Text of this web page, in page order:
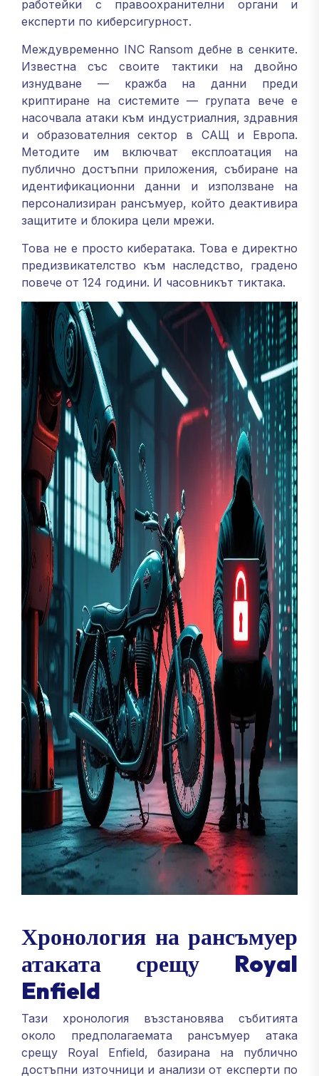
работейки с правоохранителни органи и
експерти по киберсигурност.
Междувременно INC Ransom дебне в сенките.
Известна със своите тактики на двойно
изнудване — кражба на данни преди
криптиране на системите — групата вече е
насочвала атаки към индустриалния, здравния
и образователния сектор в САЩ и Европа.
Методите им включват експлоатация на
публично достъпни приложения, събиране на
идентификационни данни и използване на
персонализиран рансъмуер, който деактивира
защитите и блокира цели мрежи.
Това не е просто кибератака. Това е директно
предизвикателство към наследство, градено
повече от 124 години. И часовникът тиктака.
Хронология на рансъмуер
атаката срещу Royal
Enfield
Тази хронология възстановява събитията
около предполагаемата рансъмуер атака
срещу Royal Enfield, базирана на публично
достъпни източници и анализи от експерти по